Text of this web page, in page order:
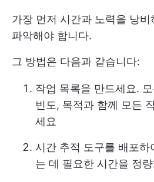
가장 먼저 시간과 노력을 낭
파악해야 합니다.
그 방법은 다음과 같습니다:
작업 목록을 만드세요.
빈도, 목적과 함께 모든
세요
시간 추적 도구를 배포
는 데 필요한 시간을 정